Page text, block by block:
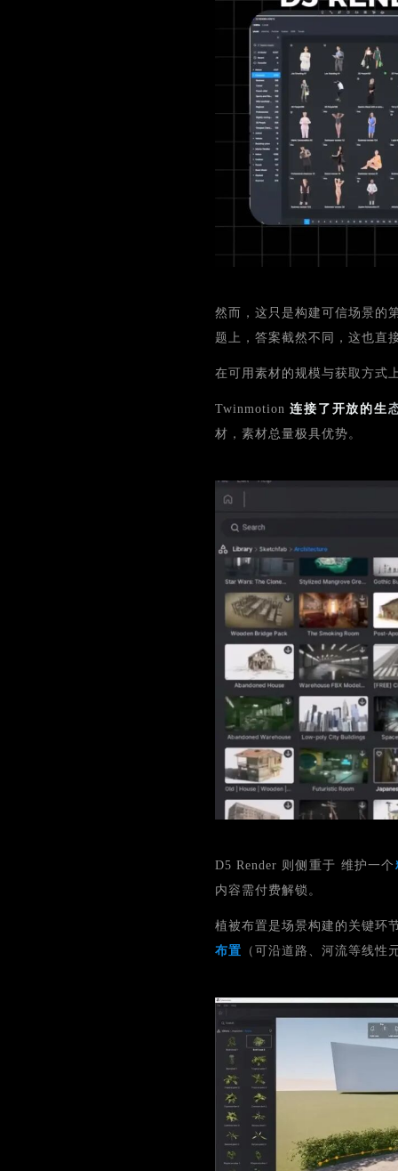
然而，这只是构建可信场景的
题上，答案截然不同，这也直
在可用素材的规模与获取方式
Twinmotion连接了开放的生
材，素材总量极具优势。
D5 Render 则侧重于 维护一个
内容需付费解锁。
植被布置是场景构建的关键环
布置 （可沿道路、河流等线性